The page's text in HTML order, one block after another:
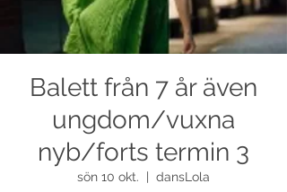
Balett från 7 år även
ungdom/vuxna
nyb/forts termin 3
sön 10 okt. dansLola